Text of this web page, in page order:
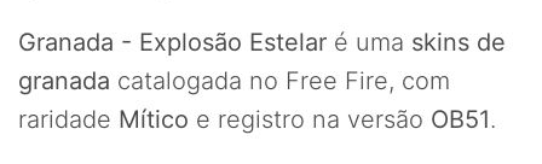
Granada - Explosão Estelar é uma skins de
granada catalogada no Free Fire, com
raridade Mítico e registro na versão OB51.